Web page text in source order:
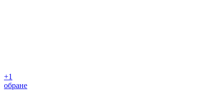
+1
обране